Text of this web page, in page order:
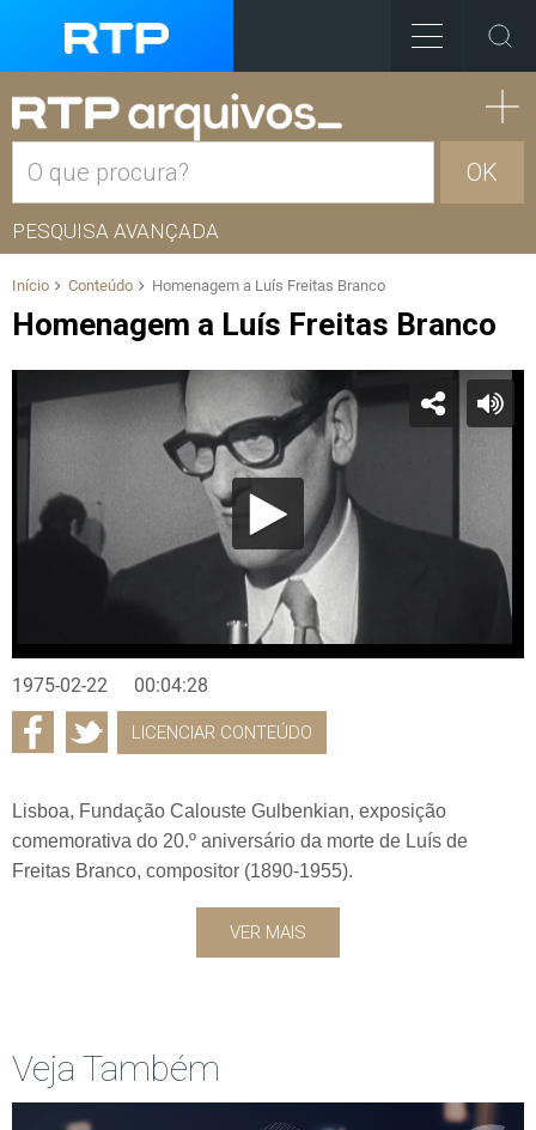
OK
PESQUISA AVANÇADA
Início Conteúdo Homenagem a Luís Freitas Branco
Homenagem a Luís Freitas Branco
1975-02-22 00:04:28
LICENCIAR CONTEÚDO
Lisboa, Fundação Calouste Gulbenkian, exposição
comemorativa do 20.º aniversário da morte de Luís de
Freitas Branco, compositor (1890-1955).
VER MAIS
Veja Também